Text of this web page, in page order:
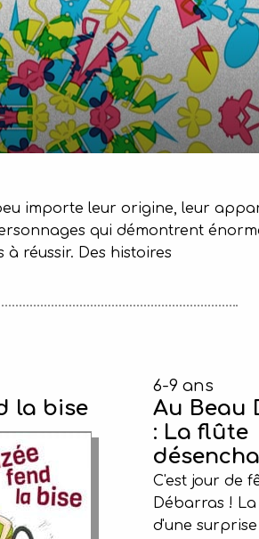
importe leur origine, leur
qui démontrent
réussir. Des histoires
la bise
6-9 ans
Au Beau
: La flûte
C'est jour de
Débarras !
d'une